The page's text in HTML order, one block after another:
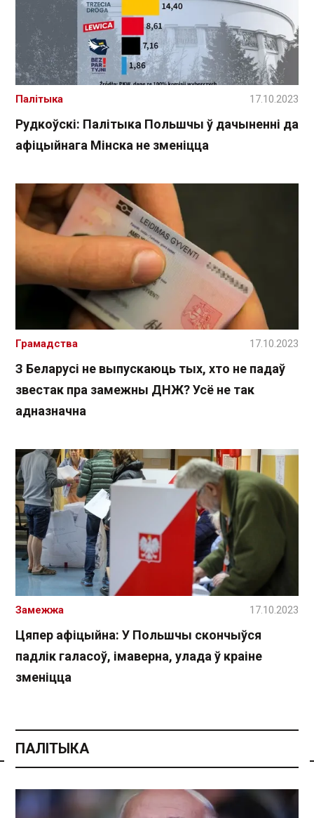
Рудкоўскі: Палітыка Польшчы ў дачыненні да
афіцыйнага Мінска не зменіцца
Палітыка 17.10.2023
З Беларусі не выпускаюць тых, хто не падаў
звестак пра замежны ДНЖ? Усё не так
адназначна
Грамадства 17.10.2023
Цяпер афіцыйна: У Польшчы скончыўся
падлік галасоў, імаверна, улада ў краіне
зменіцца
Замежжа 17.10.2023
ПАЛІТЫКА